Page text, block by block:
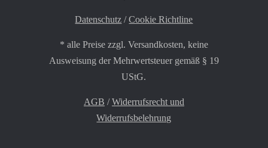
Datenschutz /Cookie Richtline
* alle Preise zzgl. Versandkosten, keine
Ausweisung der Mehrwertsteuer gemäß § 19
UStG.
AGB /Widerrufsrecht und
Widerrufsbelehrung